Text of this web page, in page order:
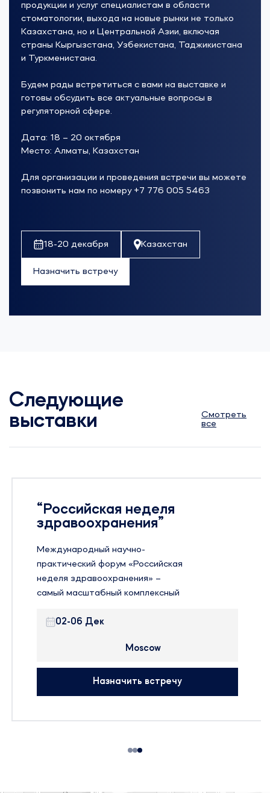
продукции и услуг специалистам в области
стоматологии, выхода на новые рынки не только
Казахстана, но и Центральной Азии, включая
страны Кыргызстана, Узбекистана, Таджикистана
и Туркменистана.
Будем рады встретиться с вами на выставке и
готовы обсудить все актуальные вопросы в
регуляторной сфере.
Дата: 18 – 20 октября
Место: Алматы, Казахстан
Для организации и проведения встречи вы можете
позвонить нам по номеру +7 776 005 5463
18-20 декабря Казахстан
Назначить встречу
Следующие
выставки
Смотреть
все
“Российская неделя
здравоохранения”
Международный научно-
практический форум «Российская
неделя здравоохранения» –
самый масштабный комплексный
охраны здоровья, охватывающий
включая производство
практическую медицину.
Форум ведет свою историю с
которая проводится с 1974 года,
медицинских форумов Европы
02-06 Дек
Moscow
Назначить встречу